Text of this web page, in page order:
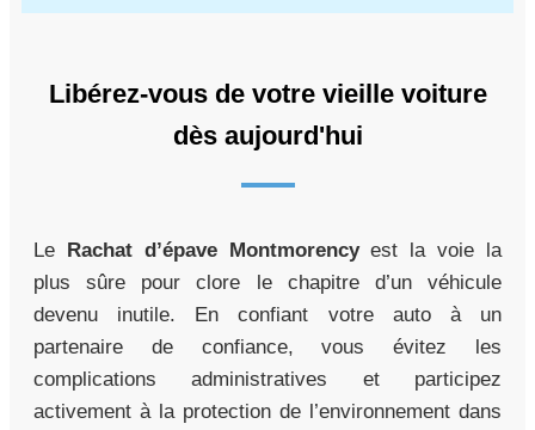
Libérez-vous de votre vieille voiture
dès aujourd'hui
Le Rachat d’épave Montmorencyest la voie la
plus sûre pour clore le chapitre d’un véhicule
devenu inutile. En confiant votre auto à un
partenaire de confiance, vous évitez les
complications administratives et participez
activement à la protection de l’environnement dans